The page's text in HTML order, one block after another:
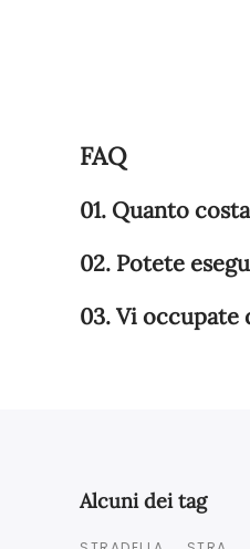
FAQ
01. Quanto
02. Potete
03. Vi occupate
Alcuni dei tag